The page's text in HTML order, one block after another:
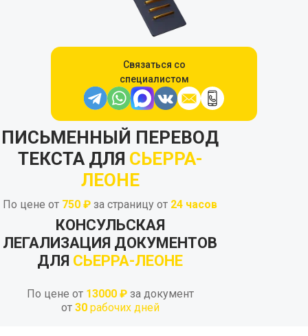
Связаться со
специалистом
ПИСЬМЕННЫЙ ПЕРЕВОД
ТЕКСТА ДЛЯ СЬЕРРА-
ЛЕОНЕ
По цене от 750 ₽ за страницу от 24 часов
КОНСУЛЬСКАЯ
ЛЕГАЛИЗАЦИЯ ДОКУМЕНТОВ
ДЛЯ СЬЕРРА-ЛЕОНЕ
По цене от 13000 ₽ за документ
от 30 рабочих дней